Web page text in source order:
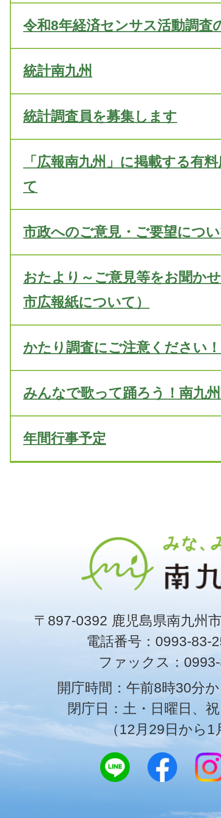
令和8年経済センサス活動調査
統計南九州
統計調査員を募集します
「広報南九州」に掲載する有
て
市政へのご意見・ご要望につ
おたより～ご意見等をお聞か
市広報紙について）
かたり調査にご注意ください！
みんなで歌って踊ろう！南九
年間行事予定
〒897-0392 鹿児島県南九州
電話番号：0993-83-
ファックス：
開庁時間：午前8時30分
閉庁日：土・日曜日、
（12月29日から1